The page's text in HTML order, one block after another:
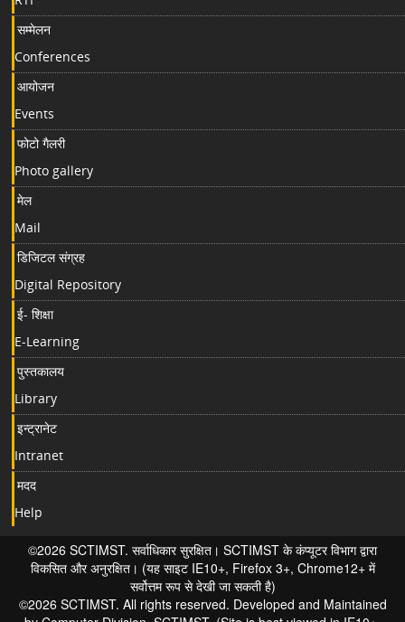
सम्मेलन
Conferences
आयोजन
Events
फोटो गैलरी
Photo gallery
मेल
Mail
डिजिटल संग्रह
Digital Repository
ई- शिक्षा
E-Learning
पुस्तकालय
Library
इन्ट्रानेट
Intranet
मदद
Help
©2026 SCTIMST. सर्वाधिकार सुरक्षित। SCTIMST के कंप्यूटर विभाग द्वारा
विकसित और अनुरक्षित। (यह साइट IE10+, Firefox 3+, Chrome12+ में
सर्वोत्तम रूप से देखी जा सकती है)
©2026 SCTIMST. All rights reserved. Developed and Maintained